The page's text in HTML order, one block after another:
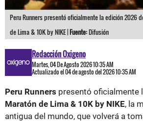
Peru Runners presentó oficialmente la edición 2026
de Lima & 10K by NIKE |Fuente:Difusión
Redacción Oxigeno
Martes, 04 De Agosto 2026 10:35 AM
Actualizado el 04 de agosto del 2026 10:35 AM
Peru Runners presentó oficialmente
Maratón de Lima & 10K by NIKE, la
antigua del mundo, que volverá a